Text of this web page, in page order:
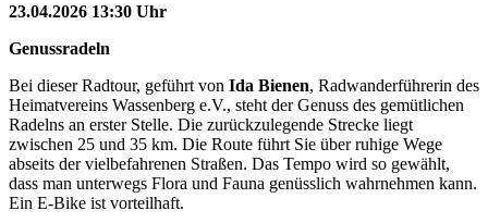
23.04.2026 13:30 Uhr
Genussradeln
Bei dieser Radtour, geführt von Ida Bienen, Radwanderführerin des
Heimatvereins Wassenberg e.V., steht der Genuss des gemütlichen
Radelns an erster Stelle. Die zurückzulegende Strecke liegt
zwischen 25 und 35 km. Die Route führt Sie über ruhige Wege
abseits der vielbefahrenen Straßen. Das Tempo wird so gewählt,
dass man unterwegs Flora und Fauna genüsslich wahrnehmen kann.
Ein E-Bike ist vorteilhaft.